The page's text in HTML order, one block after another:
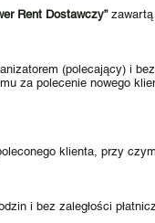
Rent Dostawczy”zawartą
(polecający) i
za polecenie nowego
klienta, przy
i bez zaległości